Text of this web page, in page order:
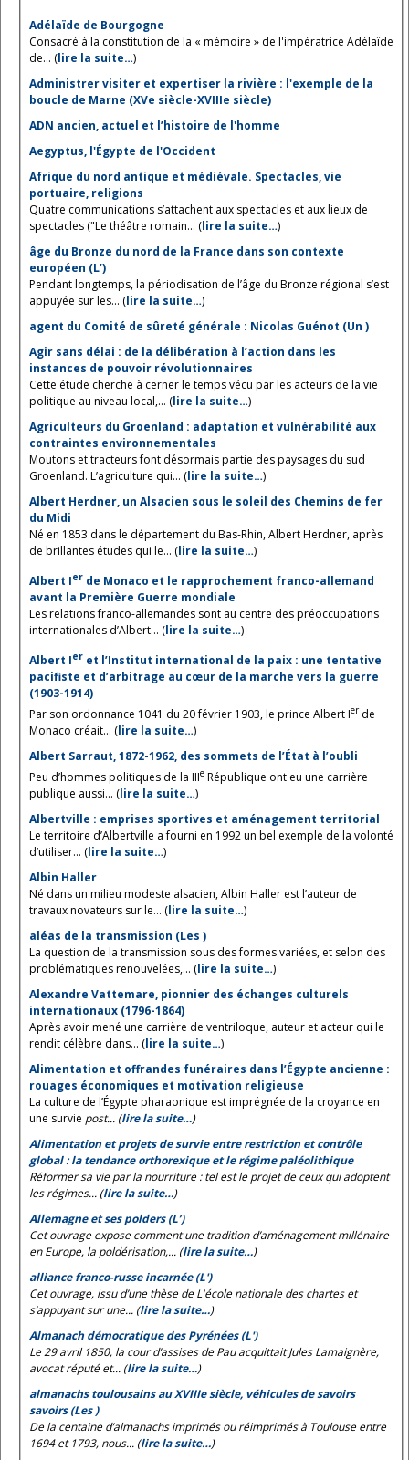
Adélaïde de Bourgogne
Consacré à la constitution de la « mémoire » de l'impératrice Adélaïde
de... (lire la suite…)
Administrer visiter et expertiser la rivière : l'exemple de la
boucle de Marne (XVe siècle-XVIIIe siècle)
ADN ancien, actuel et l’histoire de l'homme
Aegyptus, l'Égypte de l'Occident
Afrique du nord antique et médiévale. Spectacles, vie
portuaire, religions
Quatre communications s’attachent aux spectacles et aux lieux de
spectacles ("Le théâtre romain... (lire la suite…)
âge du Bronze du nord de la France dans son contexte
européen (L’)
Pendant longtemps, la périodisation de l’âge du Bronze régional s’est
appuyée sur les... (lire la suite…)
agent du Comité de sûreté générale : Nicolas Guénot (Un )
Agir sans délai : de la délibération à l’action dans les
instances de pouvoir révolutionnaires
Cette étude cherche à cerner le temps vécu par les acteurs de la vie
politique au niveau local,... (lire la suite…)
Agriculteurs du Groenland : adaptation et vulnérabilité aux
contraintes environnementales
Moutons et tracteurs font désormais partie des paysages du sud
Groenland. L’agriculture qui... (lire la suite…)
Albert Herdner, un Alsacien sous le soleil des Chemins de fer
du Midi
Né en 1853 dans le département du Bas-Rhin, Albert Herdner, après
de brillantes études qui le... (lire la suite…)
Albert Ier de Monaco et le rapprochement franco-allemand
avant la Première Guerre mondiale
Les relations franco-allemandes sont au centre des préoccupations
internationales d’Albert... (lire la suite…)
Albert Ier et l’Institut international de la paix : une tentative
pacifiste et d’arbitrage au cœur de la marche vers la guerre
(1903-1914)
Par son ordonnance 1041 du 20 février 1903, le prince Albert Ierde
Monaco créait... (lire la suite…)
Albert Sarraut, 1872-1962, des sommets de l’État à l’oubli
Peu d’hommes politiques de la IIIe République ont eu une carrière
publique aussi... (lire la suite…)
Albertville : emprises sportives et aménagement territorial
Le territoire d’Albertville a fourni en 1992 un bel exemple de la volonté
d’utiliser... (lire la suite…)
Albin Haller
Né dans un milieu modeste alsacien, Albin Haller est l’auteur de
travaux novateurs sur le... (lire la suite…)
aléas de la transmission (Les )
La question de la transmission sous des formes variées, et selon des
problématiques renouvelées,... (lire la suite…)
Alexandre Vattemare, pionnier des échanges culturels
internationaux (1796-1864)
Après avoir mené une carrière de ventriloque, auteur et acteur qui le
rendit célèbre dans... (lire la suite…)
Alimentation et offrandes funéraires dans l’Égypte ancienne :
rouages économiques et motivation religieuse
La culture de l’Égypte pharaonique est imprégnée de la croyance en
une survie post... (lire la suite…)
Alimentation et projets de survie entre restriction et contrôle
global : la tendance orthorexique et le régime paléolithique
Réformer sa vie par la nourriture : tel est le projet de ceux qui adoptent
les régimes... (lire la suite…)
Allemagne et ses polders (L’)
Cet ouvrage expose comment une tradition d’aménagement millénaire
en Europe, la poldérisation,... (lire la suite…)
alliance franco-russe incarnée (L')
Cet ouvrage, issu d’une thèse de L'école nationale des chartes et
s’appuyant sur une... (lire la suite…)
Almanach démocratique des Pyrénées (L')
Le 29 avril 1850, la cour d’assises de Pau acquittait Jules Lamaignère,
avocat réputé et... (lire la suite…)
almanachs toulousains au XVIIIe siècle, véhicules de savoirs
savoirs (Les )
De la centaine d’almanachs imprimés ou réimprimés à Toulouse entre
1694 et 1793, nous... (lire la suite…)